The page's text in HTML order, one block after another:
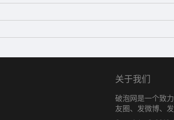
关于我们
破泡网是一个致
友圈、发微博、